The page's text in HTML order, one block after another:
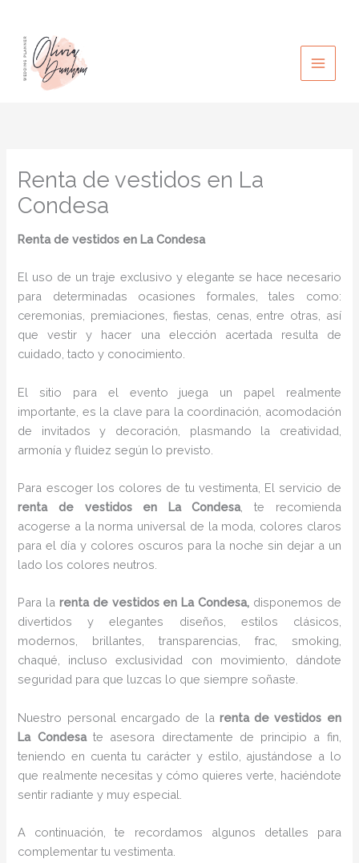
contenido
Renta de vestidos en La
Condesa
Renta de vestidos en La Condesa
El uso de un traje exclusivo y elegante se hace necesario
para determinadas ocasiones formales, tales como:
ceremonias, premiaciones, fiestas, cenas, entre otras, así
que vestir y hacer una elección acertada resulta de
cuidado, tacto y conocimiento.
El sitio para el evento juega un papel realmente
importante, es la clave para la coordinación, acomodación
de invitados y decoración, plasmando la creatividad,
armonía y fluidez según lo previsto.
Para escoger los colores de tu vestimenta, El servicio de
renta de vestidos en La Condesa, te recomienda
acogerse a la norma universal de la moda, colores claros
para el día y colores oscuros para la noche sin dejar a un
lado los colores neutros.
Para larenta de vestidos en La Condesa, disponemos de
divertidos y elegantes diseños, estilos clásicos,
modernos, brillantes, transparencias, frac, smoking,
chaqué, incluso exclusividad con movimiento, dándote
seguridad para que luzcas lo que siempre soñaste.
Nuestro personal encargado de la renta de vestidos en
La Condesate asesora directamente de principio a fin,
teniendo en cuenta tu carácter y estilo, ajustándose a lo
que realmente necesitas y cómo quieres verte, haciéndote
sentir radiante y muy especial.
A continuación, te recordamos algunos detalles para
complementar tu vestimenta.